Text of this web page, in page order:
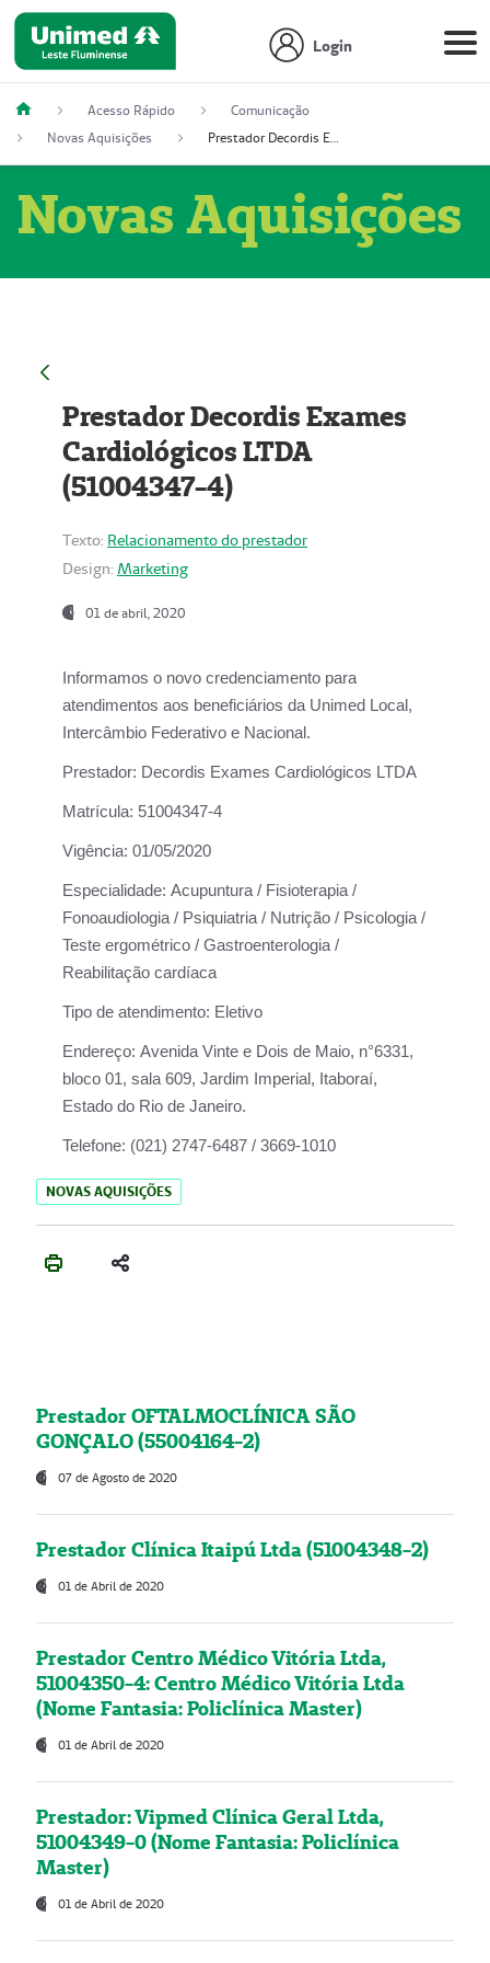
Login
Acesso Rápido
Comunicação
Novas Aquisições
Prestador Decordis Exames Cardiológicos LTDA (51004347-4)
Novas Aquisições
Prestador Decordis Exames
Cardiológicos LTDA
(51004347-4)
Texto: Relacionamento do prestador
Design: Marketing
01 de abril, 2020
Informamos o novo credenciamento para
atendimentos aos beneficiários da Unimed Local,
Intercâmbio Federativo e Nacional.
Prestador: Decordis Exames Cardiológicos LTDA
Matrícula: 51004347-4
Vigência: 01/05/2020
Especialidade: Acupuntura / Fisioterapia /
Fonoaudiologia / Psiquiatria / Nutrição / Psicologia /
Teste ergométrico / Gastroenterologia /
Reabilitação cardíaca
Tipo de atendimento: Eletivo
Endereço: Avenida Vinte e Dois de Maio, n°6331,
bloco 01, sala 609, Jardim Imperial, Itaboraí,
Estado do Rio de Janeiro.
Telefone: (021) 2747-6487 / 3669-1010
NOVAS AQUISIÇÕES
Prestador OFTALMOCLÍNICA SÃO
GONÇALO (55004164-2)
07 de Agosto de 2020
Prestador Clínica Itaipú Ltda (51004348-2)
01 de Abril de 2020
Prestador Centro Médico Vitória Ltda,
51004350-4: Centro Médico Vitória Ltda
(Nome Fantasia: Policlínica Master)
01 de Abril de 2020
Prestador: Vipmed Clínica Geral Ltda,
51004349-0 (Nome Fantasia: Policlínica
Master)
01 de Abril de 2020